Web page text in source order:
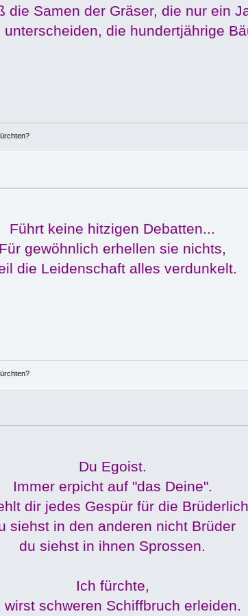
die Samen der Gräser, die nur ein
die hundertjährige
Führt keine hitzigen Debatten...
Für gewöhnlich erhellen sie nichts,
die Leidenschaft alles verdunkelt.
Du Egoist.
Immer erpicht auf "das Deine".
dir jedes Gespür für die
siehst in den anderen nicht Brüder
du siehst in ihnen Sprossen.
Ich fürchte,
wirst schweren Schiffbruch erleiden.